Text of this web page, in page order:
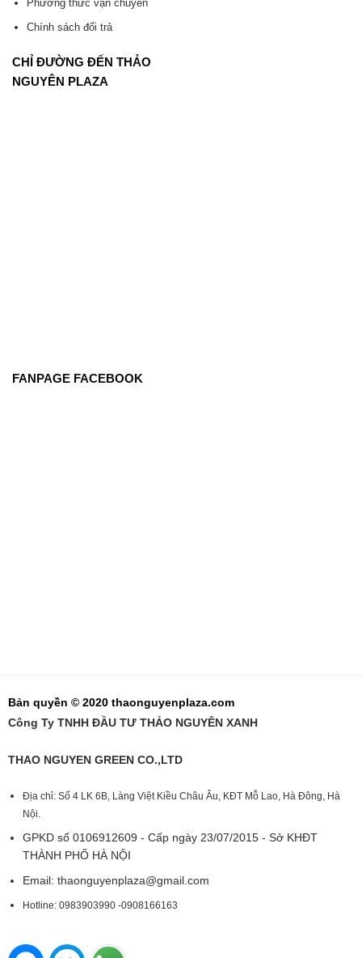
Phương thức vận chuyển
Chính sách đổi trả
CHỈ ĐƯỜNG ĐẾN THẢO
NGUYÊN PLAZA
FANPAGE FACEBOOK
Bản quyền © 2020 thaonguyenplaza.com
Công Ty TNHH ĐẦU TƯ THẢO NGUYÊN XANH
THAO NGUYEN GREEN CO.,LTD
Địa chỉ: Số 4 LK 6B, Làng Việt Kiều Châu Âu, KĐT Mỗ Lao, Hà Đông, Hà
Nội.
GPKD số 0106912609 - Cấp ngày 23/07/2015 - Sở KHĐT
THÀNH PHỐ HÀ NỘI
Email: thaonguyenplaza@gmail.com
Hotline: 0983903990 -0908166163